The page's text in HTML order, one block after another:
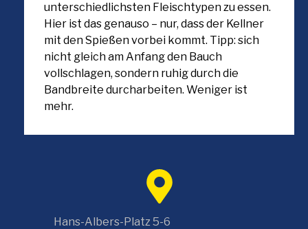
unterschiedlichsten Fleischtypen zu essen.
Hier ist das genauso – nur, dass der Kellner
mit den Spießen vorbei kommt. Tipp: sich
nicht gleich am Anfang den Bauch
vollschlagen, sondern ruhig durch die
Bandbreite durcharbeiten. Weniger ist
mehr.
Hans-Albers-Platz 5-6